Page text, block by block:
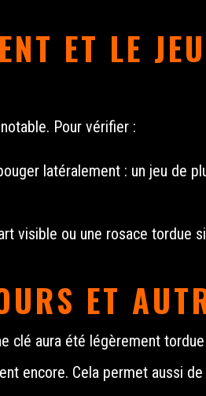
ET LE
Pour vérifier :
latéralement : un jeu de
visible ou une rosace tordue
ET
clé aura été légèrement
encore. Cela permet aussi